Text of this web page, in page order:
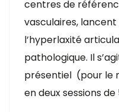
centres de
vasculaires,
l’hyperlaxité
pathologique. Il
présentiel (pour le
en deux sessions de